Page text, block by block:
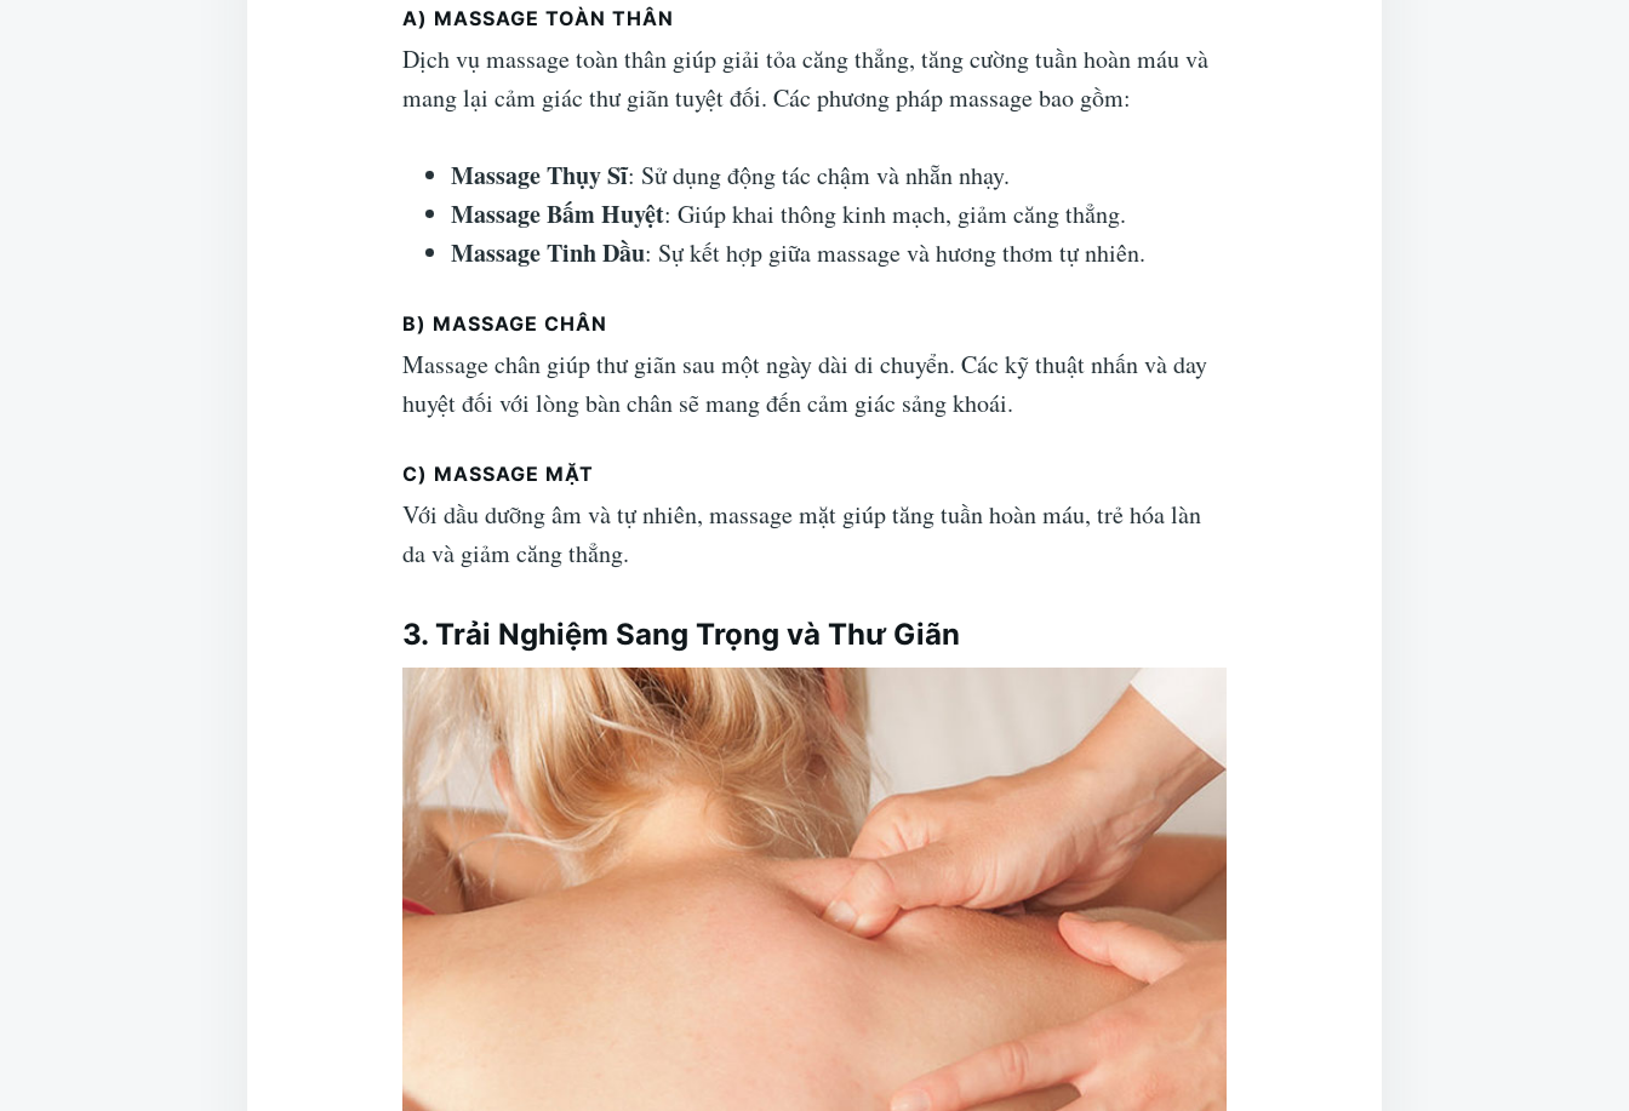
A) MASSAGE TOÀN THÂN
Dịch vụ massage toàn thân giúp giải tỏa căng thẳng, tăng cường tuần hoàn máu và
mang lại cảm giác thư giãn tuyệt đối. Các phương pháp massage bao gồm:
Massage Thụy Sĩ: Sử dụng động tác chậm và nhẵn nhạy.
Massage Bấm Huyệt: Giúp khai thông kinh mạch, giảm căng thẳng.
Massage Tinh Dầu: Sự kết hợp giữa massage và hương thơm tự nhiên.
B) MASSAGE CHÂN
Massage chân giúp thư giãn sau một ngày dài di chuyển. Các kỹ thuật nhấn và day
huyệt đối với lòng bàn chân sẽ mang đến cảm giác sảng khoái.
C) MASSAGE MẶT
Với dầu dưỡng âm và tự nhiên, massage mặt giúp tăng tuần hoàn máu, trẻ hóa làn
da và giảm căng thẳng.
3. Trải Nghiệm Sang Trọng và Thư Giãn